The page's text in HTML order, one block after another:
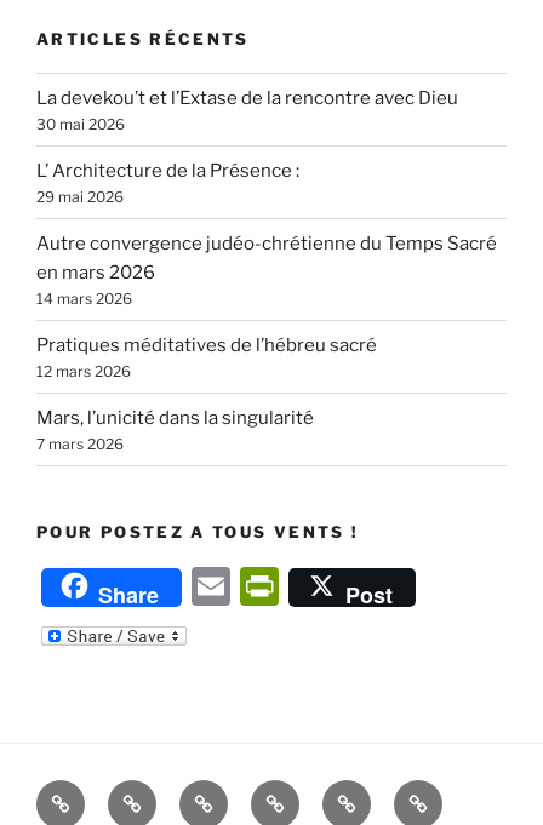
ARTICLES RÉCENTS
La devekou’t et l’Extase de la rencontre avec Dieu
30 mai 2026
L’ Architecture de la Présence :
29 mai 2026
Autre convergence judéo-chrétienne du Temps Sacré
en mars 2026
14 mars 2026
Pratiques méditatives de l’hébreu sacré
12 mars 2026
Mars, l’unicité dans la singularité
7 mars 2026
POUR POSTEZ A TOUS VENTS !
Share
E
P
n
Post
Accueil Cours,
Apprentissage
Étendre RenouerLa